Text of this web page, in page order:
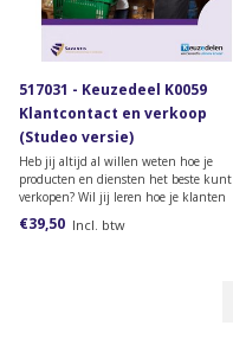
517031 - Keuzedeel K0059
Klantcontact en verkoop
(Studeo versie)
Heb jij altijd al willen weten hoe je
producten en diensten het beste kunt
verkopen? Wil jij leren hoe je klanten
Bestel dan het lesmateriaal voor het
€39,50 Incl. btw